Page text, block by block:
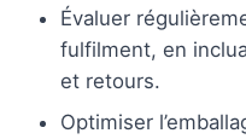
Évaluer
fulfilment, en
et retours.
Optimiser